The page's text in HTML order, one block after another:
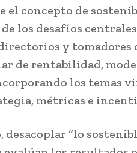
el concepto de
los desafíos
y tomadores
de rentabilidad,
los temas
métricas e
desacoplar “lo